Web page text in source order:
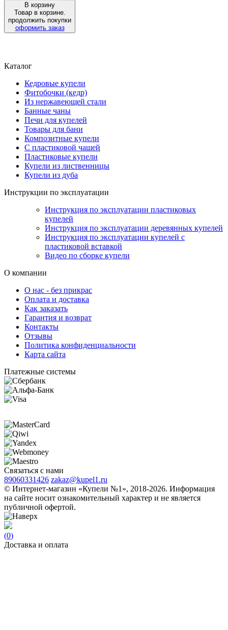
В корзину
Товар в корзине.
продолжить покупки
оформить заказ
Каталог
Кедровые купели
Фитобочки (кедр)
Из нержавеющей стали
Банные чаны
Печи для купелей
Товары для бани
Композитные купели
С пластиковой чашей
Пластиковые купели
Купели из лиственницы
Купели из дуба
Инструкции по эксплуатации
Инструкция по эксплуатации пластиковых
купелей
Инструкция по эксплуатации деревянных купелей
Инструкция по эксплуатации купелей с
пластиковой вставкой
Видео по сборке купели
О компании
О нас - без прикрас
Оплата и доставка
Как заказать
Гарантия и возврат
Контакты
Отзывы
Политика конфиденциальности
Карта сайта
Платежные системы
Связаться с нами
89060331426 zakaz@kupel1.ru
© Интернет-магазин «Купели №1», 2018-2026. Информация
на сайте носит ознакомительный характер и не является
публичной офертой.
(0)
Доставка и оплата